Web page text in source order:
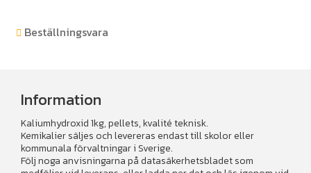
mängd
Beställningsvara
Information
Kaliumhydroxid 1kg, pellets, kvalité teknisk.
Kemikalier säljes och levereras endast till skolor eller
kommunala förvaltningar i Sverige.
Följ noga anvisningarna på datasäkerhetsbladet som